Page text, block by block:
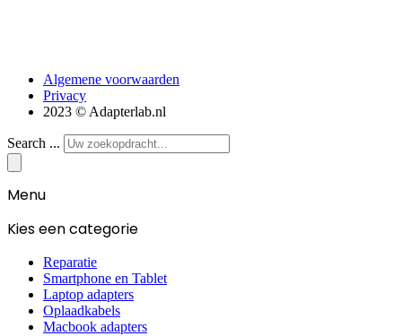
Algemene voorwaarden
Privacy
2023 © Adapterlab.nl
Search ...
Menu
Kies een categorie
Reparatie
Smartphone en Tablet
Laptop adapters
Oplaadkabels
Macbook adapters